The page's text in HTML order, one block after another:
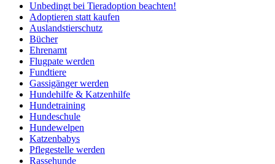
Unbedingt bei Tieradoption beachten!
Adoptieren statt kaufen
Auslandstierschutz
Bücher
Ehrenamt
Flugpate werden
Fundtiere
Gassigänger werden
Hundehilfe & Katzenhilfe
Hundetraining
Hundeschule
Hundewelpen
Katzenbabys
Pflegestelle werden
Rassehunde